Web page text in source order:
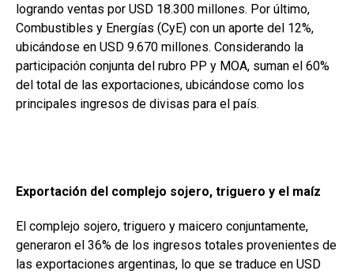
logrando ventas por USD 18.300 millones. Por último,
Combustibles y Energías (CyE) con un aporte del 12%,
ubicándose en USD 9.670 millones. Considerando la
participación conjunta del rubro PP y MOA, suman el 60%
del total de las exportaciones, ubicándose como los
principales ingresos de divisas para el país.
Exportación del complejo sojero, triguero y el maíz
El complejo sojero, triguero y maicero conjuntamente,
generaron el 36% de los ingresos totales provenientes de
las exportaciones argentinas, lo que se traduce en USD